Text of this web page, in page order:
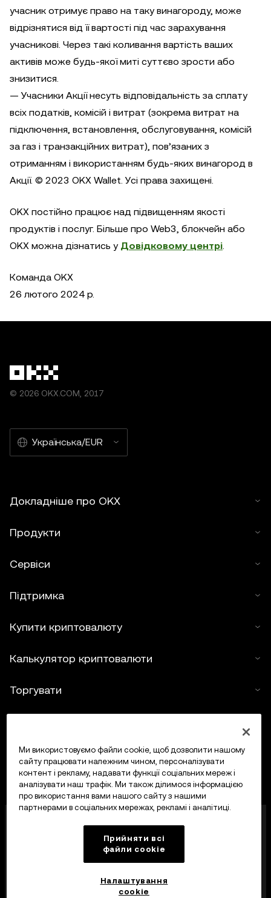
учасник отримує право на таку винагороду, може
відрізнятися від її вартості під час зарахування
учасникові. Через такі коливання вартість ваших
активів може будь-якої миті суттєво зрости або
знизитися.
— Учасники Акції несуть відповідальність за сплату
всіх податків, комісій і витрат (зокрема витрат на
підключення, встановлення, обслуговування, комісій
за газ і транзакційних витрат), пов’язаних з
отриманням і використанням будь-яких винагород в
Акції. © 2023 OKX Wallet. Усі права захищені.
OKX постійно працює над підвищенням якості
продуктів і послуг. Більше про Web3, блокчейн або
OKX можна дізнатись у Довідковому центрі.
Команда OKX
26 лютого 2024 р.
© 2026 OKX.COM, 2017
Українська/EUR
Докладніше про OKX
Продукти
Сервіси
Підтримка
Купити криптовалюту
Калькулятор криптовалюти
Торгувати
назвою OKX, тепер є криптоактивною торгівельною
платформою, авторизованою Управлінням
фінансових послуг Мальти (MFSA) як постачальник
криптоактивних послуг відповідно до статті 28
Закону про криптоактиви (розділ 647
Законодавства Мальти).
Ми використовуємо файли cookie, щоб дозволити нашому
сайту працювати належним чином, персоналізувати
контент і рекламу, надавати функції соціальних мереж і
аналізувати наш трафік. Ми також ділимося інформацією
про використання вами нашого сайту з нашими
партнерами в соціальних мережах, рекламі і аналітиці.
Прийняти всі
файли сookie
Налаштування
cookie